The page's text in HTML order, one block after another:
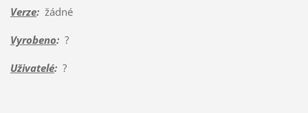
Verze:žádné
Vyrobeno:?
Uživatelé:?